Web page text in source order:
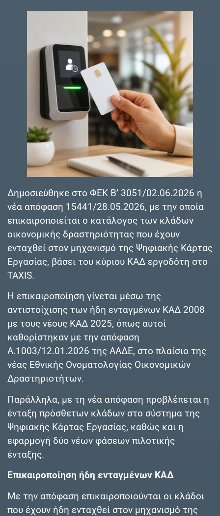
Δημοσιεύθηκε στο ΦΕΚ Β’ 3051/02.06.2026 η
νέα απόφαση 15441/28.05.2026, με την οποία
επικαιροποιείται ο κατάλογος των κλάδων
οικονομικής δραστηριότητας που έχουν
ενταχθεί στον μηχανισμό της Ψηφιακής Κάρτας
Εργασίας, βάσει του κύριου ΚΑΔ εργοδότη στο
TAXIS.
Η επικαιροποίηση γίνεται μέσω της
αντιστοίχισης των ήδη ενταγμένων ΚΑΔ 2008
με τους νέους ΚΑΔ 2025, όπως αυτοί
καθορίστηκαν με την απόφαση
Α.1003/12.01.2026 της ΑΑΔΕ, στο πλαίσιο της
νέας Εθνικής Ονοματολογίας Οικονομικών
Δραστηριοτήτων.
Παράλληλα, με τη νέα απόφαση προβλέπεται η
ένταξη πρόσθετων κλάδων στο σύστημα της
Ψηφιακής Κάρτας Εργασίας, καθώς και η
εφαρμογή δύο νέων φάσεων πιλοτικής
ένταξης.
Επικαιροποίηση ήδη ενταγμένων ΚΑΔ
Με την απόφαση επικαιροποιούνται οι κλάδοι
που έχουν ήδη ενταχθεί στον μηχανισμό της